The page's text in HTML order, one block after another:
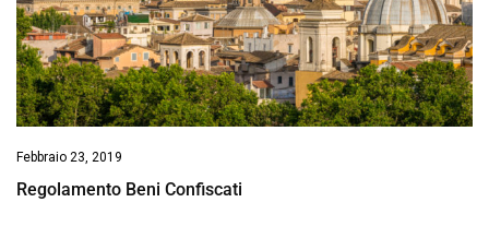
Febbraio 23, 2019
Regolamento Beni Confiscati